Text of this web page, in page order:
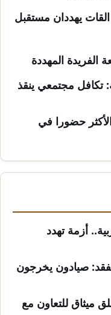
القات يهددان مستقبل
المهددة
تكافل مجتمعي ينقذ
حضورا في
أزمة تهدد
صيادون يخرجون
ميثاق للتعاون مع